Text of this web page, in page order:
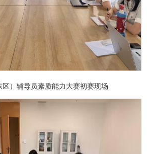
区）辅导员素质能力大赛初赛现场